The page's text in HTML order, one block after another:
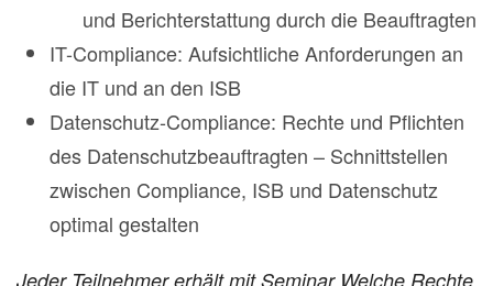
und Berichterstattung durch die Beauftragten
IT-Compliance: Aufsichtliche Anforderungen an
die IT und an den ISB
Datenschutz-Compliance: Rechte und Pflichten
des Datenschutzbeauftragten – Schnittstellen
zwischen Compliance, ISB und Datenschutz
optimal gestalten
Jeder Teilnehmer erhält mit Seminar Welche Rechte